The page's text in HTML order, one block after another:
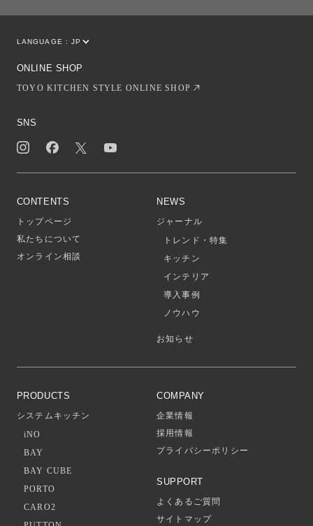
LANGUAGE : JP
ONLINE SHOP
TOYO KITCHEN STYLE ONLINE SHOP
SNS
CONTENTS
トップページ
私たちについて
オンライン相談
NEWS
ジャーナル
トレンド・特集
キッチン
インテリア
導入事例
ノウハウ
お知らせ
PRODUCTS
システムキッチン
iNO
BAY
BAY CUBE
PORTO
CARO2
COMPANY
企業情報
採用情報
プライバシーポリシー
SUPPORT
よくあるご質問
サイトマップ